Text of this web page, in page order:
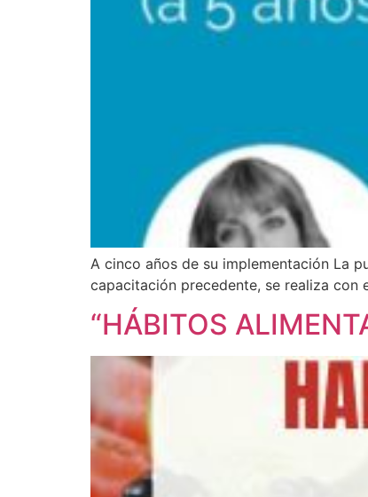
A cinco años de su implementación La
capacitación precedente, se realiza con
“HÁBITOS